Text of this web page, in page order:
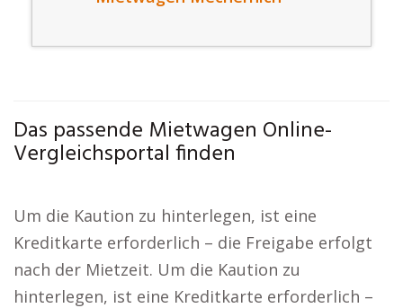
Das passende Mietwagen Online-
Vergleichsportal finden
Um die Kaution zu hinterlegen, ist eine
Kreditkarte erforderlich – die Freigabe erfolgt
nach der Mietzeit. Um die Kaution zu
hinterlegen, ist eine Kreditkarte erforderlich –